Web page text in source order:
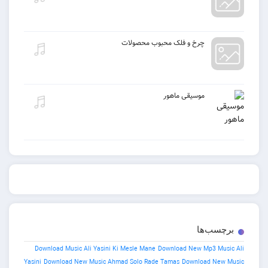
چرخ و فلک محبوب محصولات
موسیقی ماهور
برچسب‌ها
Download Music Ali Yasini Ki Mesle Mane Download New Mp3 Music Ali
Yasini Download New Music Ahmad Solo Rade Tamas Download New Music